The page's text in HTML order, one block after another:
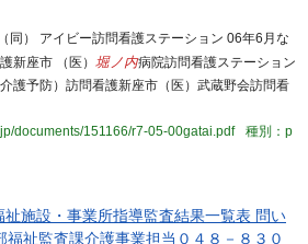
同） アイビー訪問看護ステーション 06年6月な
新座市 （医） 堀ノ内病院訪問看護ステーション
護予防）訪問看護新座市（医）武蔵野会訪問看
documents/151166/r7-05-00gatai.pdf
種別：p
祉施設・事業所指導監査結果一覧表 問い
祉監査課介護事業担当０４８－８３０